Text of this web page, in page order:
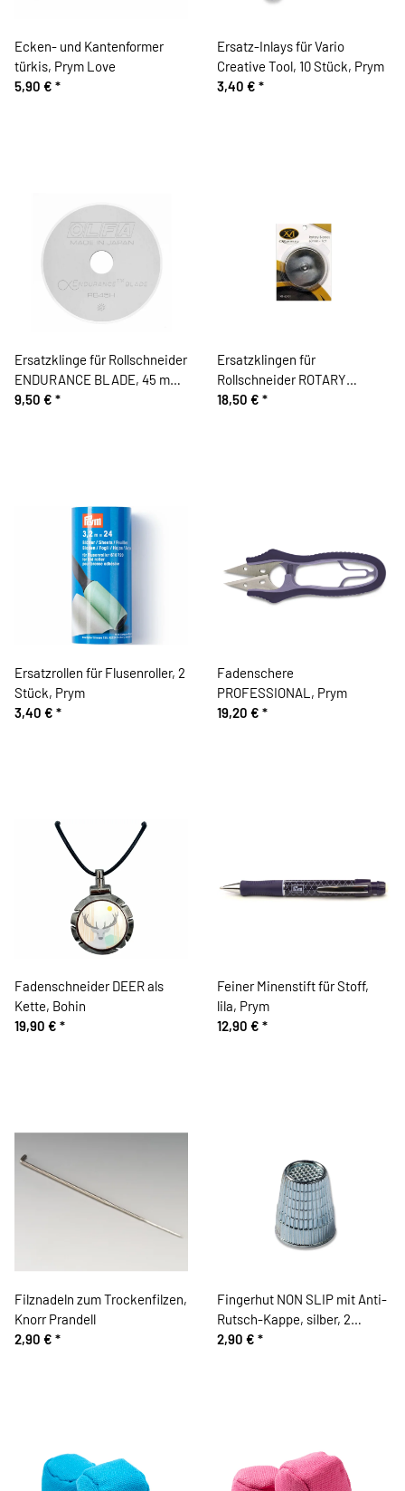
Ecken- und Kantenformer
türkis, Prym Love
5,90 € *
Ersatz-Inlays für Vario
Creative Tool, 10 Stück, Prym
3,40 € *
Ersatzklinge für Rollschneider
ENDURANCE BLADE, 45 mm,
OLFA
9,50 € *
Ersatzklingen für
Rollschneider ROTARY
BLADES, 60 mm, Martelli
18,50 € *
Ersatzrollen für Flusenroller, 2
Stück, Prym
3,40 € *
Fadenschere
PROFESSIONAL, Prym
19,20 € *
Fadenschneider DEER als
Kette, Bohin
19,90 € *
Feiner Minenstift für Stoff,
lila, Prym
12,90 € *
Filznadeln zum Trockenfilzen,
Knorr Prandell
2,90 € *
Fingerhut NON SLIP mit Anti-
Rutsch-Kappe, silber, 2
Größen
2,90 € *